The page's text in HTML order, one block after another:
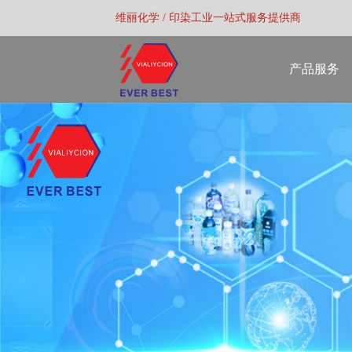
维丽化学 / 印染工业一站式服务提供商
产品服务